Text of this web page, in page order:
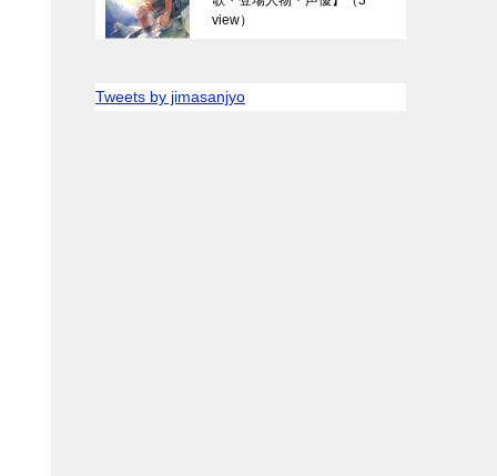
view）
Tweets by jimasanjyo